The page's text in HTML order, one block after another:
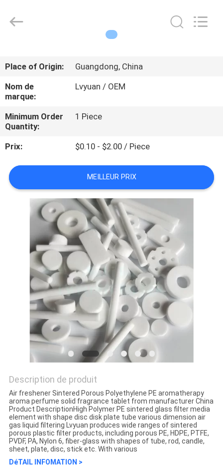
PRODUITS
AU
SUJET
DE
NOUS
VISITE
D'USINE
CONTRÔLE
QUALITÉ
CONTACTEZ-
NOUS
DEMANDEZ
UNE
CITATION
NOUVELLES
microncartridgefilters.com.
Place of Origin:
Guangdong, China
Nom de
marque:
Lvyuan / OEM
Minimum Order
Quantity:
1 Piece
Prix: $0.10 - $2.00 / Piece
MEILLEUR PRIX
Description de produit
Air freshener Sintered Porous Polyethylene PE aromatherapy
aroma perfume solid fragrance tablet from manufacturer China
Product DescriptionHigh Polymer PE sintered glass filter media
element with shape disc disk plate tube various dimension air
gas liquid filtering Lvyuan produces wide ranges of sintered
porous plastic filter products, including porous PE, HDPE, PTFE,
PVDF, PA, Nylon 6, fiber-glass with shapes of tube, rod, candle,
sheet, plate, disc, stick etc. With various
DéTAIL INFOMATION >